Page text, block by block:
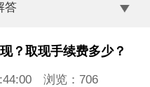
答
？取现手续费多少？
浏览： 706